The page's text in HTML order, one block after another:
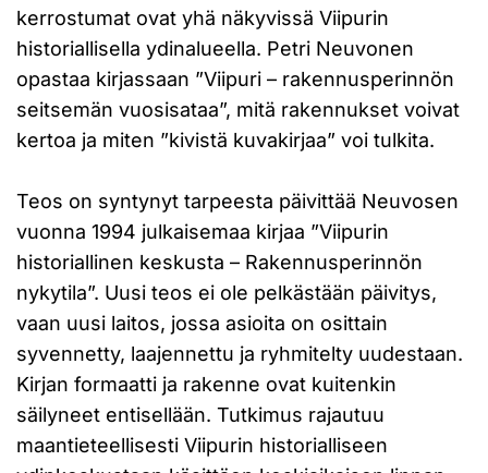
kerrostumat ovat yhä näkyvissä Viipurin
historiallisella ydinalueella. Petri Neuvonen
opastaa kirjassaan ”Viipuri – rakennusperinnön
seitsemän vuosisataa”, mitä rakennukset voivat
kertoa ja miten ”kivistä kuvakirjaa” voi tulkita.
Teos on syntynyt tarpeesta päivittää Neuvosen
vuonna 1994 julkaisemaa kirjaa ”Viipurin
historiallinen keskusta – Rakennusperinnön
nykytila”. Uusi teos ei ole pelkästään päivitys,
vaan uusi laitos, jossa asioita on osittain
syvennetty, laajennettu ja ryhmitelty uudestaan.
Kirjan formaatti ja rakenne ovat kuitenkin
säilyneet entisellään. Tutkimus rajautuu
maantieteellisesti Viipurin historialliseen